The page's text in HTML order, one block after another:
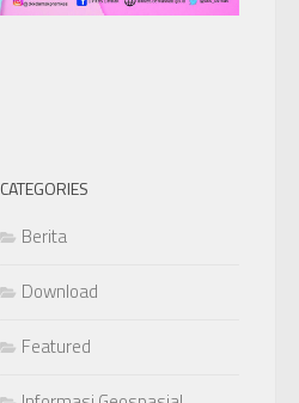
CATEGORIES
Berita
Download
Featured